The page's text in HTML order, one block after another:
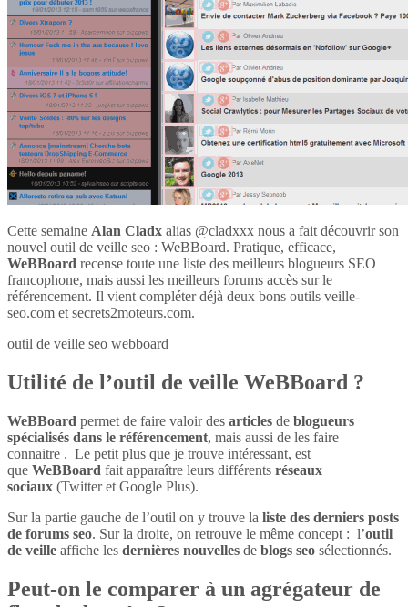
Cette semaine Alan Cladx alias @cladxxx nous a fait découvrir son
nouvel outil de veille seo : WeBBoard. Pratique, efficace,
WeBBoard recense toute une liste des meilleurs blogueurs SEO
francophone, mais aussi les meilleurs forums accès sur le
référencement. Il vient compléter déjà deux bons outils veille-
seo.com et secrets2moteurs.com.
outil de veille seo webboard
Utilité de l’outil de veille WeBBoard ?
WeBBoard permet de faire valoir des articles de blogueurs
spécialisés dans le référencement, mais aussi de les faire
connaitre . Le petit plus que je trouve intéressant, est
que WeBBoard fait apparaître leurs différents réseaux
sociaux (Twitter et Google Plus).
Sur la partie gauche de l’outil on y trouve la liste des derniers posts
de forums seo. Sur la droite, on retrouve le même concept : l’outil
de veille affiche les dernières nouvelles de blogs seo sélectionnés.
Peut-on le comparer à un agrégateur de